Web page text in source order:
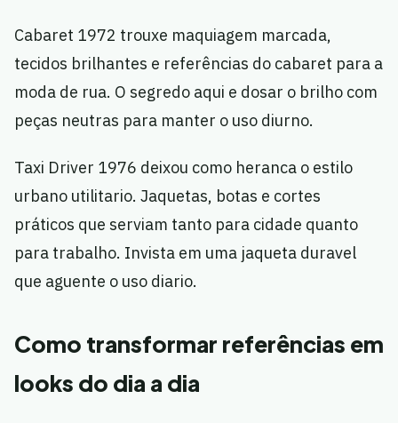
Cabaret 1972 trouxe maquiagem marcada,
tecidos brilhantes e referências do cabaret para a
moda de rua. O segredo aqui e dosar o brilho com
peças neutras para manter o uso diurno.
Taxi Driver 1976 deixou como heranca o estilo
urbano utilitario. Jaquetas, botas e cortes
práticos que serviam tanto para cidade quanto
para trabalho. Invista em uma jaqueta duravel
que aguente o uso diario.
Como transformar referências em
looks do dia a dia